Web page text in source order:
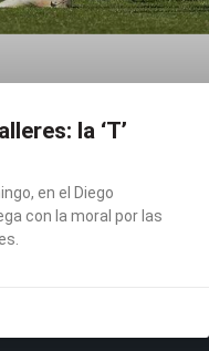
la ‘T’
en el Diego
con la moral por las